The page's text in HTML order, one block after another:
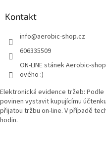
Kontakt
info@aerobic-shop.cz
606335509
ON-LINE stánek Aerobic-
ového :)
Elektronická evidence tržeb:
povinen vystavit kupujícímu
přijatou tržbu on-line. V případě
hodin.